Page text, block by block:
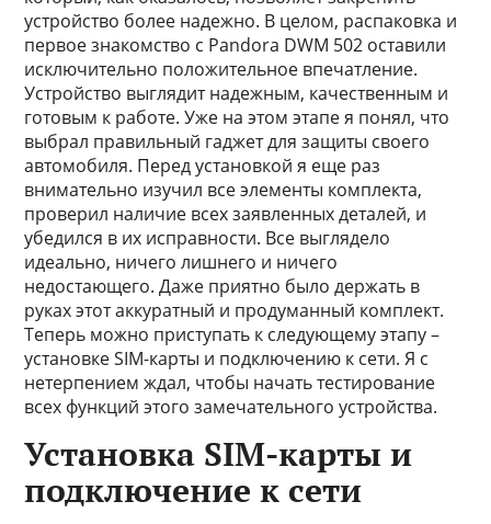
устройство более надежно. В целом, распаковка и
первое знакомство с Pandora DWM 502 оставили
исключительно положительное впечатление.
Устройство выглядит надежным, качественным и
готовым к работе. Уже на этом этапе я понял, что
выбрал правильный гаджет для защиты своего
автомобиля. Перед установкой я еще раз
внимательно изучил все элементы комплекта,
проверил наличие всех заявленных деталей, и
убедился в их исправности. Все выглядело
идеально, ничего лишнего и ничего
недостающего. Даже приятно было держать в
руках этот аккуратный и продуманный комплект.
Теперь можно приступать к следующему этапу –
установке SIM-карты и подключению к сети. Я с
нетерпением ждал, чтобы начать тестирование
всех функций этого замечательного устройства.
Установка SIM-карты и
подключение к сети